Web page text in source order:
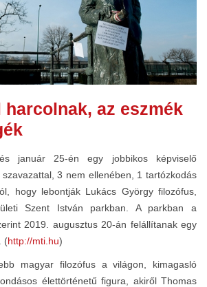
harcolnak, az eszmék
január 25-én egy jobbikos képviselő
3 nem ellenében, 1 tartózkodás
hogy lebontják Lukács György filozófus,
Szent István parkban. A parkban a
2019. augusztus 20-án felállítanak egy
(http://mti.hu)
magyar filozófus a világon, kimagasló
élettörténetű figura, akiről Thomas